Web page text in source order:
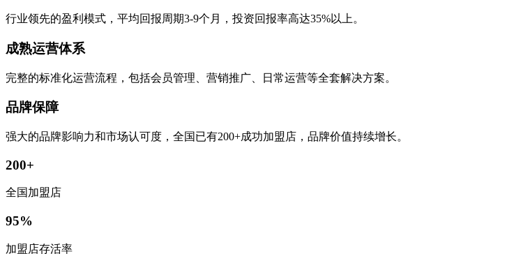
行业领先的盈利模式，平均回报周期3-9个月，投资回报率高达35%以上。
成熟运营体系
完整的标准化运营流程，包括会员管理、营销推广、日常运营等全套解决方案。
品牌保障
强大的品牌影响力和市场认可度，全国已有200+成功加盟店，品牌价值持续增长。
200+
全国加盟店
95%
加盟店存活率